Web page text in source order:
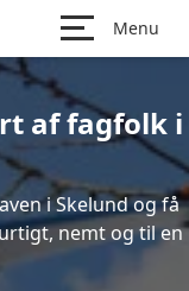
Menu
af fagfolk i
i Skelund og få
nemt og til en